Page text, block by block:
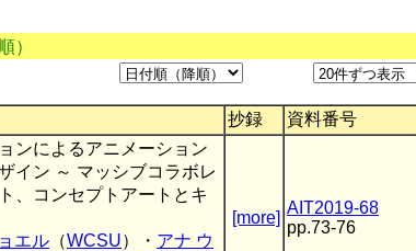
）
抄録 資料番号
ンによるアニメーション
イン ～ マッシブコラボレ
、コンセプトアートとキ
エル （WCSU）・ アナ ウ
[more]
AIT2019-68
pp.73-76